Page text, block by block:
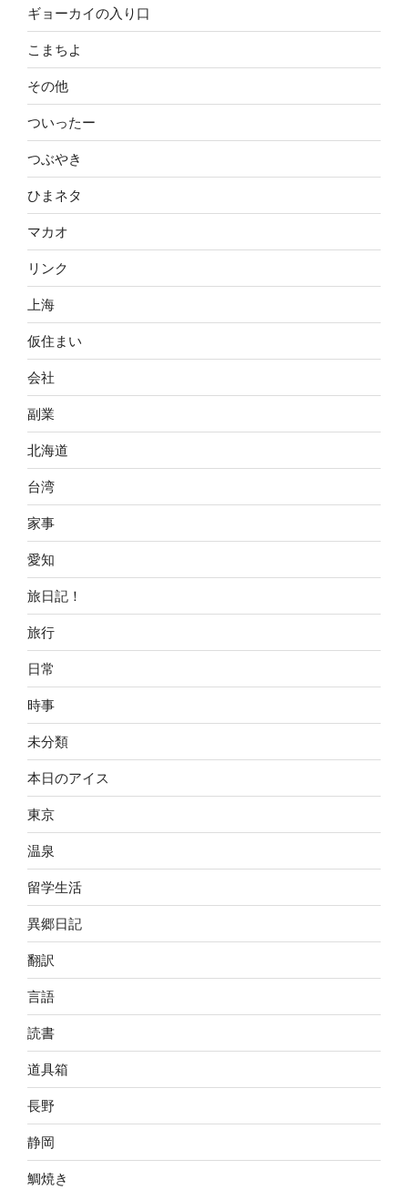
ギョーカイの入り口
こまちよ
その他
ついったー
つぶやき
ひまネタ
マカオ
リンク
上海
仮住まい
会社
副業
北海道
台湾
家事
愛知
旅日記！
旅行
日常
時事
未分類
本日のアイス
東京
温泉
留学生活
異郷日記
翻訳
言語
読書
道具箱
長野
静岡
鯛焼き